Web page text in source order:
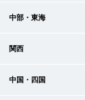
中部・東海
関西
中国・四国